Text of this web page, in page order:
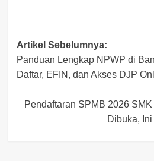
Post
navigation
Artikel Sebelumnya:
Panduan Lengkap NPWP di
Daftar, EFIN, dan Akses DJP
Pendaftaran SPMB 2026
Dibuka,